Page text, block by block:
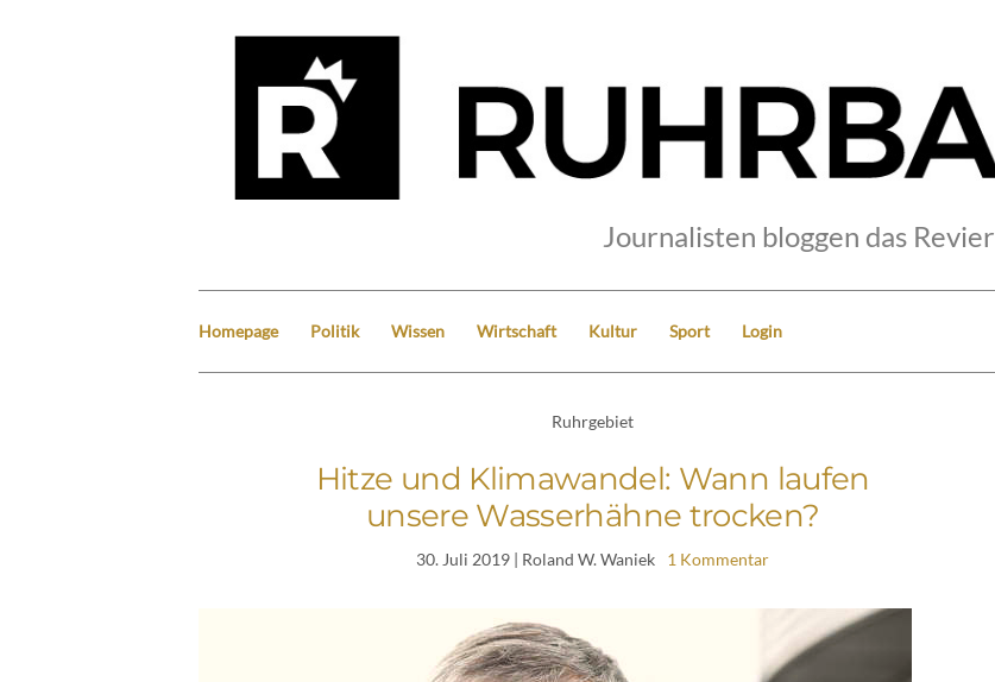
Journalisten bloggen das Revier
Homepage Politik Wissen Wirtschaft Kultur Sport Login
Ruhrgebiet
Hitze und Klimawandel: Wann laufen
unsere Wasserhähne trocken?
30. Juli 2019 | Roland W. Waniek 1 Kommentar